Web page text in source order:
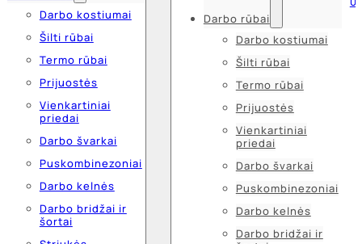
Darbo kostiumai
Šilti rūbai
Termo rūbai
Prijuostės
Vienkartiniai
priedai
Darbo švarkai
Puskombinezoniai
Darbo kelnės
Darbo bridžai ir
šortai
Darbo rūbai
Darbo kostiumai
Šilti rūbai
Termo rūbai
Prijuostės
Vienkartiniai
priedai
Darbo švarkai
Puskombinezoniai
Darbo kelnės
Darbo bridžai ir